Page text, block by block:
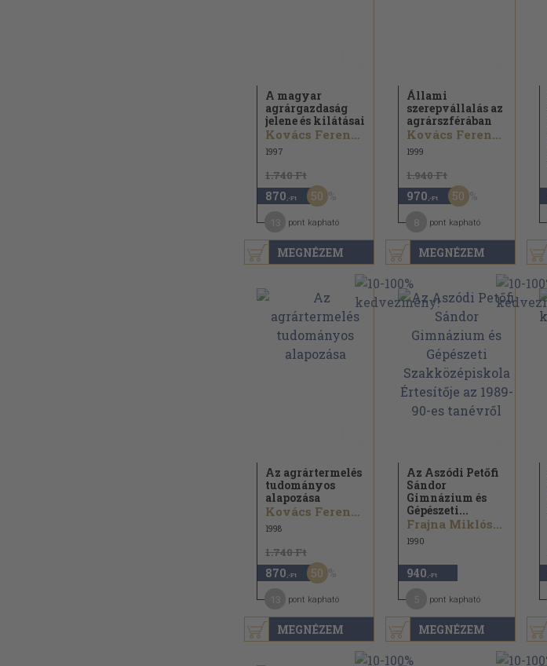
MEGNÉZEM
A magyar
agrárgazdaság
jelene és kilátásai
Kovács Ferenc...
1997
1.740 Ft
870 ,-Ft 50
pont kapható
MEGNÉZEM
Állami
szerepvállalás az
agrárszférában
Kovács Ferenc...
1999
1.940 Ft
970 ,-Ft 50
pont kapható
MEGNÉZEM
Az agrártermelés
tudományos
alapozása
Kovács Ferenc...
1998
1.740 Ft
870 ,-Ft 50
pont kapható
MEGNÉZEM
Az Aszódi Petőfi
Sándor
Gimnázium és
Gépészeti...
Frajna Miklós...
1990
940 ,-Ft
pont kapható